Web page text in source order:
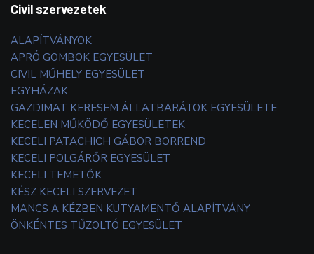
Civil szervezetek
ALAPÍTVÁNYOK
APRÓ GOMBOK EGYESÜLET
CIVIL MŰHELY EGYESÜLET
EGYHÁZAK
GAZDIMAT KERESEM ÁLLATBARÁTOK EGYESÜLETE
KECELEN MŰKÖDŐ EGYESÜLETEK
KECELI PATACHICH GÁBOR BORREND
KECELI POLGÁRŐR EGYESÜLET
KECELI TEMETŐK
KÉSZ KECELI SZERVEZET
MANCS A KÉZBEN KUTYAMENTŐ ALAPÍTVÁNY
ÖNKÉNTES TŰZOLTÓ EGYESÜLET